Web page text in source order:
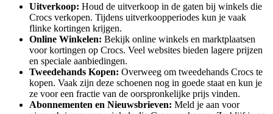
Uitverkoop: Houd de uitverkoop in de gaten bij winkels die
Crocs verkopen. Tijdens uitverkoopperiodes kun je vaak
flinke kortingen krijgen.
Online Winkelen: Bekijk online winkels en marktplaatsen
voor kortingen op Crocs. Veel websites bieden lagere prijzen
en speciale aanbiedingen.
Tweedehands Kopen: Overweeg om tweedehands Crocs te
kopen. Vaak zijn deze schoenen nog in goede staat en kun je
ze voor een fractie van de oorspronkelijke prijs vinden.
Abonnementen en Nieuwsbrieven: Meld je aan voor